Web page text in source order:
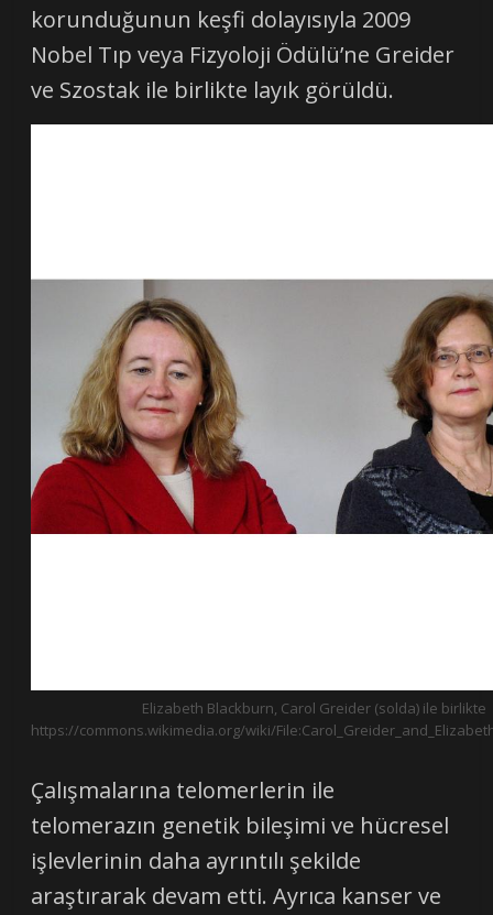
korunduğunun keşfi dolayısıyla 2009
Nobel Tıp veya Fizyoloji Ödülü’ne Greider
ve Szostak ile birlikte layık görüldü.
Elizabeth Blackburn, Carol Greider (solda) ile birlikte
https://commons.wikimedia.org/wiki/
Çalışmalarına telomerlerin ile
telomerazın genetik bileşimi ve hücresel
işlevlerinin daha ayrıntılı şekilde
araştırarak devam etti. Ayrıca kanser ve